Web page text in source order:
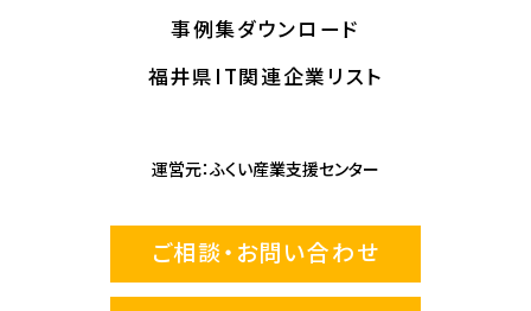
事例集ダウンロード
福井県IT関連企業リスト
運営元：ふくい産業支援センター
ご相談・お問い合わせ